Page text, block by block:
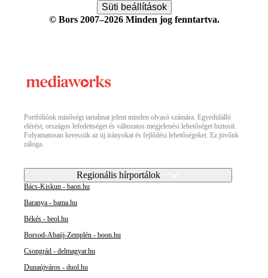
Süti beállítások
© Bors 2007–2026 Minden jog fenntartva.
Portfóliónk minőségi tartalmat jelent minden olvasó számára. Egyedülálló
elérést, országos lefedettséget és változatos megjelenési lehetőséget biztosít.
Folyamatosan keressük az új irányokat és fejlődési lehetőségeket. Ez jövőnk
záloga.
Regionális hírportálok
Bács-Kiskun - baon.hu
Baranya - bama.hu
Békés - beol.hu
Borsod-Abaúj-Zemplén - boon.hu
Csongrád - delmagyar.hu
Dunaújváros - duol.hu